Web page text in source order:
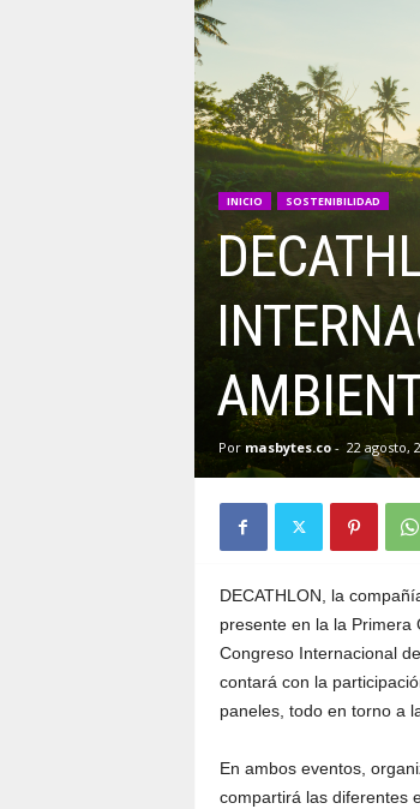
INICIO SOSTENIBILIDAD
Por masbytes.co- 22 agosto,
DECATHLON, la
presente en la la Primera
Congreso Internacional
contará con la
paneles, todo en torno a
En ambos eventos,
compartirá las diferentes